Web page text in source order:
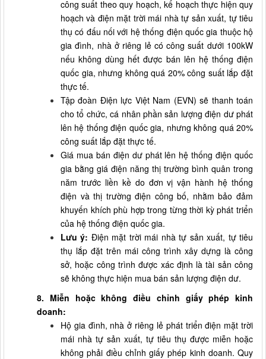
công suất theo quy hoạch, kế hoạch thực hiện quy
hoạch và điện mặt trời mái nhà tự sản xuất, tự tiêu
thụ có đấu nối với hệ thống điện quốc gia thuộc hộ
gia đình, nhà ở riêng lẻ có công suất dưới 100kW
nếu không dùng hết được bán lên hệ thống điện
quốc gia, nhưng không quá 20% công suất lắp đặt
thực tế.
Tập đoàn Điện lực Việt Nam (EVN) sẽ thanh toán
cho tổ chức, cá nhân phần sản lượng điện dư phát
lên hệ thống điện quốc gia, nhưng không quá 20%
công suất lắp đặt thực tế.
Giá mua bán điện dư phát lên hệ thống điện quốc
gia bằng giá điện năng thị trường bình quân trong
năm trước liền kề do đơn vị vận hành hệ thống
điện và thị trường điện công bố, nhằm bảo đảm
khuyến khích phù hợp trong từng thời kỳ phát triển
của hệ thống điện quốc gia.
Lưu ý: Điện mặt trời mái nhà tự sản xuất, tự tiêu
thụ lắp đặt trên mái công trình xây dựng là công
sở, hoặc công trình được xác định là tài sản công
sẽ không thực hiện mua bán sản lượng điện dư.
8. Miễn hoặc không điều chỉnh giấy phép kinh
doanh:
Hộ gia đình, nhà ở riêng lẻ phát triển điện mặt trời
mái nhà tự sản xuất, tự tiêu thụ được miễn hoặc
không phải điều chỉnh giấy phép kinh doanh. Quy